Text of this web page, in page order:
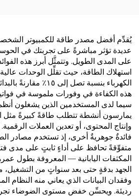
عديدة تؤثر مباشرةً على تجربتك في
على المدى الطويل. وتتمثَّل أبرز هذه
استهلاك الطاقة، حيث تقلِّل الوحدات
الكهرباء بنسبة تصل إلى
هذه الكفاءة في وفورات ملموسة في فواتير
سيما لدى المستخدمين الذين يشغلون
يمارسون أنشطة تتطلب طاقةً كبيرةً مثل
وإنتاج المحتوى، أو تعدين العملات
فائدةٌ جوهريةٌ أخرى، إذ تستخدم مصادر
متفوِّقةً تحافظ على أداءٍ ثابتٍ على مدى
المكثفات اليابانية — المعروفة بطول
الجهد بدقةٍ حتى بعد سنواتٍ من التشغيل،
وفقدان البيانات الذي يعاني منه النظام
رديئة. ويحسِّن خفض مستوى الضوضاء